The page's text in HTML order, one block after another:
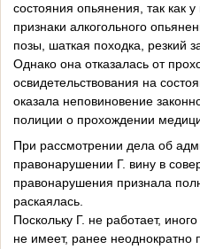
состояния опьянения, так как
признаки алкогольного
позы, шаткая походка, резкий
Однако она отказалась от
освидетельствования на
оказала неповиновение
полиции о прохождении
При рассмотрении дела об
правонарушении Г. вину в
правонарушения признала
раскаялась.
Поскольку Г. не работает,
не имеет, ранее неоднократно